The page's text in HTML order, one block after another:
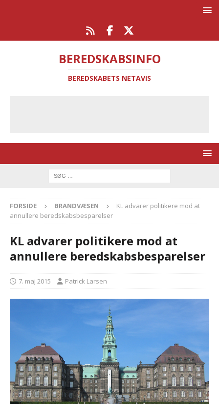
BEREDSKABSINFO
BEREDSKABETS NETAVIS
FORSIDE BRANDVÆSEN
KL advarer politikere mod at
annullere beredskabsbesparelser
KL advarer politikere mod at
annullere beredskabsbesparelser
7. maj 2015 Patrick Larsen